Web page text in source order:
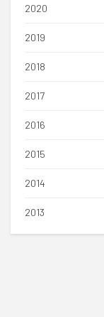
2020
2019
2018
2017
2016
2015
2014
2013